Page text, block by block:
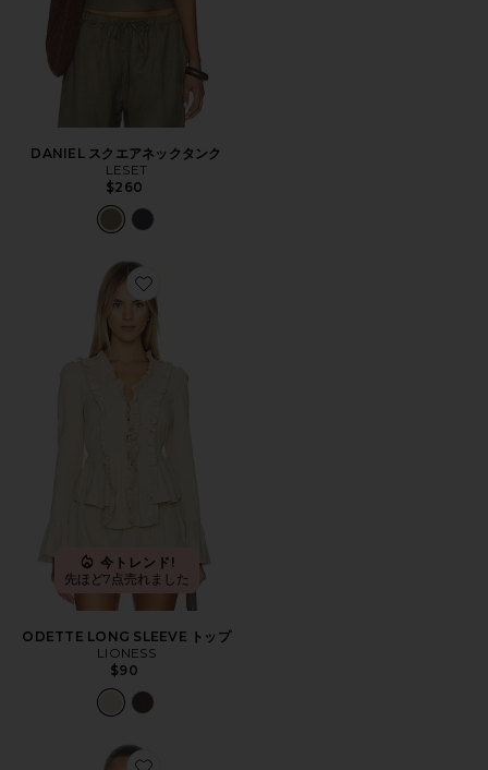
DANIEL スクエアネックタンク
LESET
$260
Favorite ODETTE LONG SLEEVE トップ
今トレンド!
先ほど7点売れました
ODETTE LONG SLEEVE トップ
LIONESS
$90